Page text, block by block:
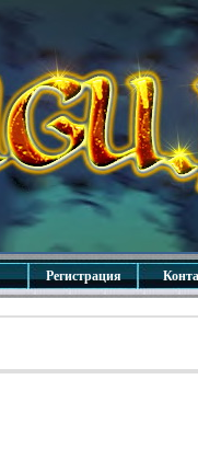
Регистрация